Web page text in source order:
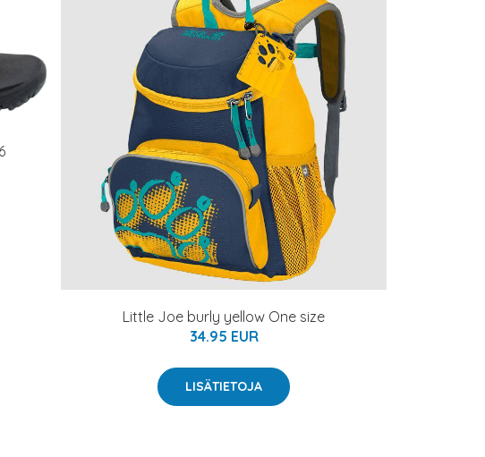
Little Joe burly yellow One size
34.95 EUR
LISÄTIETOJA